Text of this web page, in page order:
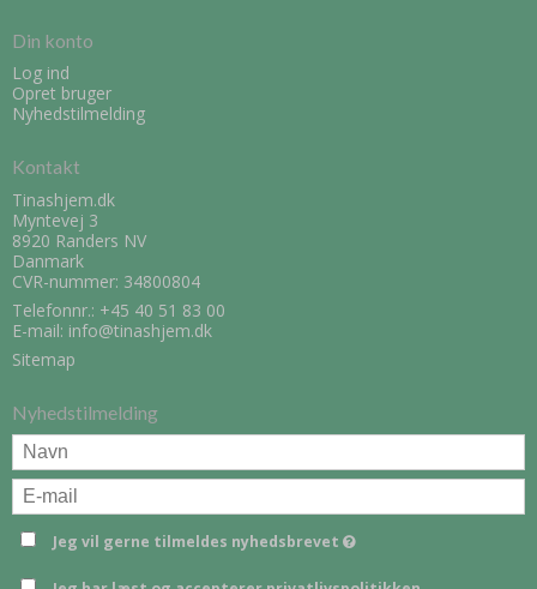
Din konto
Log ind
Opret bruger
Nyhedstilmelding
Kontakt
Tinashjem.dk
Myntevej 3
8920 Randers NV
Danmark
CVR-nummer: 34800804
Telefonnr.: +45 40 51 83 00
E-mail: info@tinashjem.dk
Sitemap
Nyhedstilmelding
Jeg vil gerne tilmeldes nyhedsbrevet